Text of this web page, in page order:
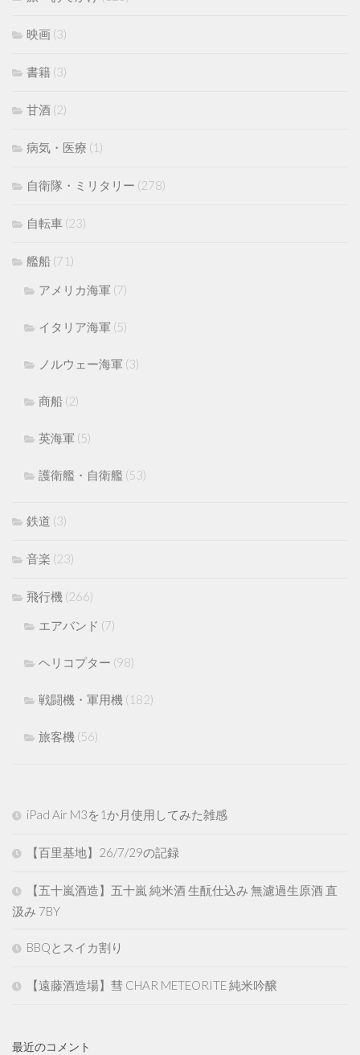
映画 (3)
書籍 (3)
甘酒 (2)
病気・医療 (1)
自衛隊・ミリタリー (278)
自転車 (23)
艦船 (71)
アメリカ海軍 (7)
イタリア海軍 (5)
ノルウェー海軍 (3)
商船 (2)
英海軍 (5)
護衛艦・自衛艦 (53)
鉄道 (3)
音楽 (23)
飛行機 (266)
エアバンド (7)
ヘリコプター (98)
戦闘機・軍用機 (182)
旅客機 (56)
iPad Air M3を1か月使用してみた雑感
【百里基地】26/7/29の記録
【五十嵐酒造】五十嵐 純米酒 生酛仕込み 無濾過生原酒 直
汲み 7BY
BBQとスイカ割り
【遠藤酒造場】彗 CHAR METEORITE 純米吟醸
最近のコメント